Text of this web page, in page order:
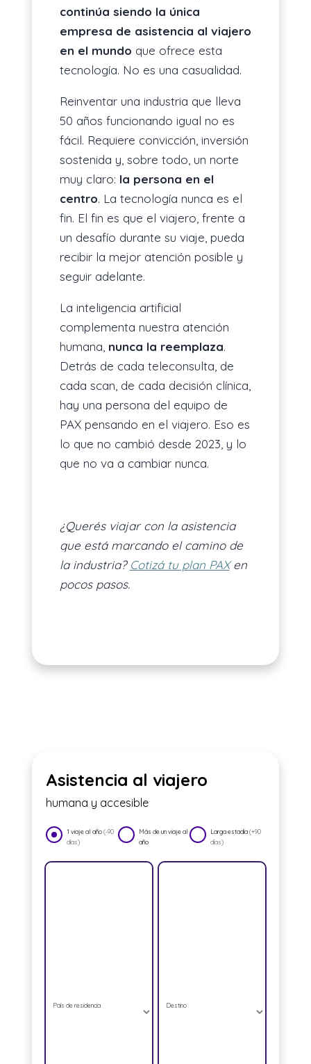
continúa siendo la única
empresa de asistencia al viajero
en el mundo que ofrece esta
tecnología. No es una casualidad.
Reinventar una industria que lleva
50 años funcionando igual no es
fácil. Requiere convicción, inversión
sostenida y, sobre todo, un norte
muy claro: la persona en el
centro. La tecnología nunca es el
fin. El fin es que el viajero, frente a
un desafío durante su viaje, pueda
recibir la mejor atención posible y
seguir adelante.
La inteligencia artificial
complementa nuestra atención
humana, nunca la reemplaza.
Detrás de cada teleconsulta, de
cada scan, de cada decisión clínica,
hay una persona del equipo de
PAX pensando en el viajero. Eso es
lo que no cambió desde 2023, y lo
que no va a cambiar nunca.
¿Querés viajar con la asistencia
que está marcando el camino de
la industria? Cotizá tu plan PAXen
pocos pasos.
Asistencia al viajero
humana y accesible
1 viaje al año(-90
días)
Más de un viaje al
año
Larga estadía(+90
días)
País de residencia Destino